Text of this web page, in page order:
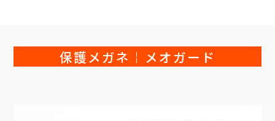
保護メガネ￤メオガード